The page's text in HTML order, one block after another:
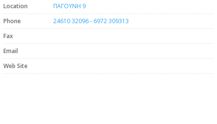
Location
ΠΑΓΟΥΝΗ 9
Phone
24610 32096 - 6972 309313
Fax
Email
Web Site